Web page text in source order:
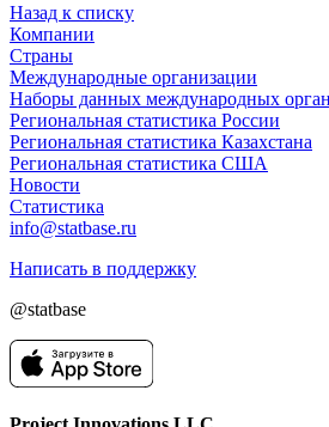
Назад к списку
Компании
Страны
Международные организации
Наборы данных международных
Региональная статистика России
Региональная статистика Казахстана
Региональная статистика США
Новости
Статистика
info@statbase.ru
Написать в поддержку
@statbase